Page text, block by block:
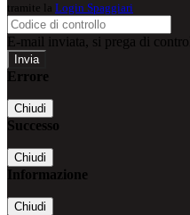
tramite la Login Spaggiari
E-mail inviata, si prega di
Errore
Chiudi
Successo
Chiudi
Informazione
Chiudi